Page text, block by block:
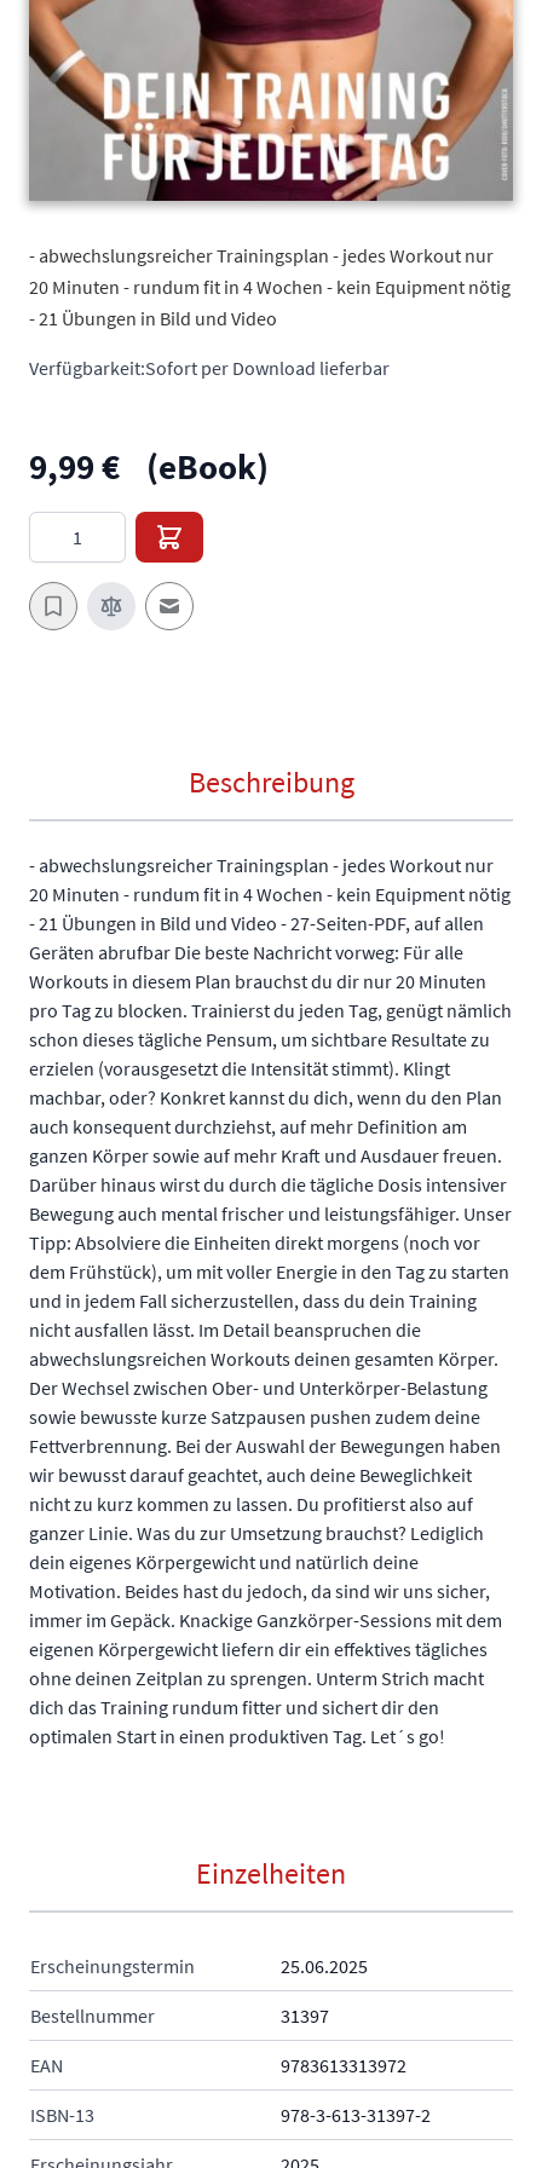
- abwechslungsreicher Trainingsplan - jedes Workout nur
20 Minuten - rundum fit in 4 Wochen - kein Equipment nötig
- 21 Übungen in Bild und Video
Verfügbarkeit:Sofort per Download lieferbar
9,99 € (eBook)
E-Mail an einen Freund
Beschreibung
- abwechslungsreicher Trainingsplan - jedes Workout nur
20 Minuten - rundum fit in 4 Wochen - kein Equipment nötig
- 21 Übungen in Bild und Video - 27-Seiten-PDF, auf allen
Geräten abrufbar Die beste Nachricht vorweg: Für alle
Workouts in diesem Plan brauchst du dir nur 20 Minuten
pro Tag zu blocken. Trainierst du jeden Tag, genügt nämlich
schon dieses tägliche Pensum, um sichtbare Resultate zu
erzielen (vorausgesetzt die Intensität stimmt). Klingt
machbar, oder? Konkret kannst du dich, wenn du den Plan
auch konsequent durchziehst, auf mehr Definition am
ganzen Körper sowie auf mehr Kraft und Ausdauer freuen.
Darüber hinaus wirst du durch die tägliche Dosis intensiver
Bewegung auch mental frischer und leistungsfähiger. Unser
Tipp: Absolviere die Einheiten direkt morgens (noch vor
dem Frühstück), um mit voller Energie in den Tag zu starten
und in jedem Fall sicherzustellen, dass du dein Training
nicht ausfallen lässt. Im Detail beanspruchen die
abwechslungsreichen Workouts deinen gesamten Körper.
Der Wechsel zwischen Ober- und Unterkörper-Belastung
sowie bewusste kurze Satzpausen pushen zudem deine
Fettverbrennung. Bei der Auswahl der Bewegungen haben
wir bewusst darauf geachtet, auch deine Beweglichkeit
nicht zu kurz kommen zu lassen. Du profitierst also auf
ganzer Linie. Was du zur Umsetzung brauchst? Lediglich
dein eigenes Körpergewicht und natürlich deine
Motivation. Beides hast du jedoch, da sind wir uns sicher,
immer im Gepäck. Knackige Ganzkörper-Sessions mit dem
eigenen Körpergewicht liefern dir ein effektives tägliches
ohne deinen Zeitplan zu sprengen. Unterm Strich macht
dich das Training rundum fitter und sichert dir den
optimalen Start in einen produktiven Tag. Let´s go!
Einzelheiten
Erscheinungstermin 25.06.2025
Bestellnummer 31397
EAN 9783613313972
ISBN-13 978-3-613-31397-2